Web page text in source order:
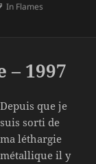
Mots-
In Flames
– 1997
Depuis que je
suis sorti de
ma léthargie
métallique il y